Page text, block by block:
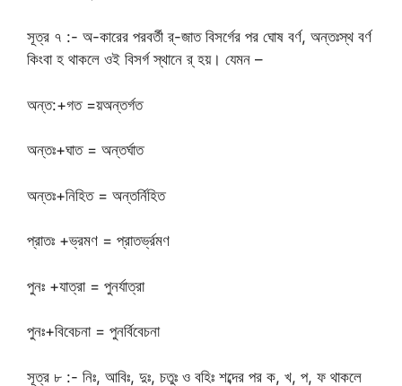
সূত্র ৭ :- অ-কারের পরবর্তী র্-জাত বিসর্গের পর ঘোষ বর্ণ, অন্তঃস্থ বর্ণ
কিংবা হ থাকলে ওই বিসর্গ স্থানে র্ হয়। যেমন –
অন্ত:+গত =য়অন্তর্গত
অন্তঃ+ঘাত = অন্তর্ঘাত
অন্তঃ+নিহিত = অন্তর্নিহিত
প্রাতঃ +ভ্রমণ = প্রাতর্ভ্রমণ
পুনঃ +যাত্রা = পুনর্যাত্রা
পুনঃ+বিবেচনা = পুনর্বিবেচনা
সূত্র ৮ :- নিঃ, আবিঃ, দুঃ, চতুঃ ও বহিঃ শব্দের পর ক, খ, প, ফ থাকলে